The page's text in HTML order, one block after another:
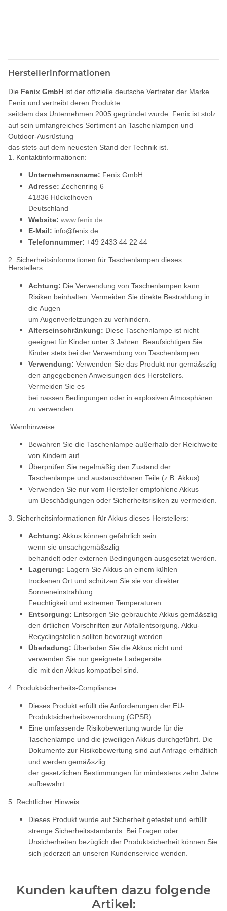
Herstellerinformationen
Die Fenix GmbH ist der offizielle deutsche Vertreter der Marke
Fenix und vertreibt deren Produkte
seitdem das Unternehmen 2005 gegründet wurde. Fenix ist stolz
auf sein umfangreiches Sortiment an Taschenlampen und
Outdoor-Ausrüstung
das stets auf dem neuesten Stand der Technik ist.
1. Kontaktinformationen:
Unternehmensname: Fenix GmbH
Adresse: Zechenring 6
41836 Hückelhoven
Deutschland
Website: www.fenix.de
E-Mail: info@fenix.de
Telefonnummer: +49 2433 44 22 44
2. Sicherheitsinformationen für Taschenlampen dieses
Herstellers:
Achtung: Die Verwendung von Taschenlampen kann
Risiken beinhalten. Vermeiden Sie direkte Bestrahlung in
die Augen
um Augenverletzungen zu verhindern.
Alterseinschränkung: Diese Taschenlampe ist nicht
geeignet für Kinder unter 3 Jahren. Beaufsichtigen Sie
Kinder stets bei der Verwendung von Taschenlampen.
Verwendung: Verwenden Sie das Produkt nur gemä&szlig
den angegebenen Anweisungen des Herstellers.
Vermeiden Sie es
bei nassen Bedingungen oder in explosiven Atmosphären
zu verwenden.
Warnhinweise:
Bewahren Sie die Taschenlampe außerhalb der Reichweite
von Kindern auf.
Überprüfen Sie regelmäßig den Zustand der
Taschenlampe und austauschbaren Teile (z.B. Akkus).
Verwenden Sie nur vom Hersteller empfohlene Akkus
um Beschädigungen oder Sicherheitsrisiken zu vermeiden.
3. Sicherheitsinformationen für Akkus dieses Herstellers:
Achtung: Akkus können gefährlich sein
wenn sie unsachgemä&szlig
behandelt oder externen Bedingungen ausgesetzt werden.
Lagerung: Lagern Sie Akkus an einem kühlen
trockenen Ort und schützen Sie sie vor direkter
Sonneneinstrahlung
Feuchtigkeit und extremen Temperaturen.
Entsorgung: Entsorgen Sie gebrauchte Akkus gemä&szlig
den örtlichen Vorschriften zur Abfallentsorgung. Akku-
Recyclingstellen sollten bevorzugt werden.
Überladung: Überladen Sie die Akkus nicht und
verwenden Sie nur geeignete Ladegeräte
die mit den Akkus kompatibel sind.
4. Produktsicherheits-Compliance:
Dieses Produkt erfüllt die Anforderungen der EU-
Produktsicherheitsverordnung (GPSR).
Eine umfassende Risikobewertung wurde für die
Taschenlampe und die jeweiligen Akkus durchgeführt. Die
Dokumente zur Risikobewertung sind auf Anfrage erhältlich
und werden gemä&szlig
der gesetzlichen Bestimmungen für mindestens zehn Jahre
aufbewahrt.
5. Rechtlicher Hinweis:
Dieses Produkt wurde auf Sicherheit getestet und erfüllt
strenge Sicherheitsstandards. Bei Fragen oder
Unsicherheiten bezüglich der Produktsicherheit können Sie
sich jederzeit an unseren Kundenservice wenden.
Kunden kauften dazu folgende
Artikel: